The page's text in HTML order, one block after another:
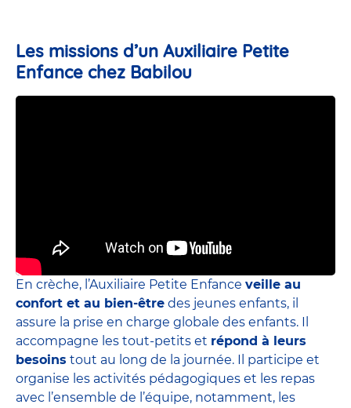
Les missions d’un Auxiliaire Petite
Enfance chez Babilou
En crèche, l’Auxiliaire Petite Enfance veille au
confort et au bien-être des jeunes enfants, il
assure la prise en charge globale des enfants. Il
accompagne les tout-petits et répond à leurs
besoins tout au long de la journée. Il participe et
organise les activités pédagogiques et les repas
avec l’ensemble de l’équipe, notamment, les